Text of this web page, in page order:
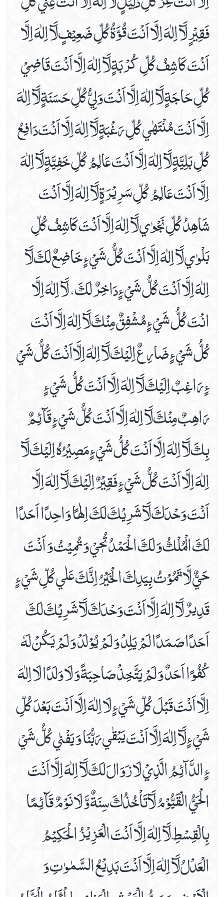
فَقِيْرٍ لَآ اِلٰهَ اِلَّا اَنْتَ قُوَّةُ كُلِّ ضَعِيْفٍ لَآ اِلٰهَ اِلَّا
اَنْتَ كَاشِفُ كُلِّ كُرْبَةٍ لَآ اِلٰهَ اِلَّا اَنْتَ قَاضِيْ
كُلِّ حَاجَةٍ لَآ اِلٰهَ اِلَّا اَنْتَ وَلِيُّ كُلِّ حَسَنَةٍ لَآ اِلٰهَ
اِلَّا اَنْتَ مُنْتَهٰي كُلِّ رَغْبَةٍ لَآ اِلٰهَ اِلَّا اَنْتَ دَافِعُ
كُلِّ بَلِيَّةٍ لَآ اِلٰهَ اِلَّا اَنْتَ عَالِمُ كُلِّ خَفِيَّةٍ لَآ اِلٰهَ
اِلَّا اَنْتَ عَالِمُ كُلِّ سَرِيْرَةٍ لَآ اِلٰهَ اِلَّا اَنْتَ
شَاهِدُ كُلِّ نَجْوٰي لَآ اِلٰهَ اِلَّا اَنْتَ كَاشِفُ كُلِّ
بَلْوٰي لَآ اِلٰهَ اِلَّا اَنْتَ كُلُّ شَيْ ءٍ خَاضِعٌ لَكَ لَآ
اِلٰهَ اِلَّا اَنْتَ كُلُّ شَيْ ءٍ دَاخِرٌ لَكَ، لَآ اِلٰهَ اِلَّا
انْتَ كُلُّ شَيْ ءٍ مُشْفِقٌ مِنْكَ لَآ اِلٰهَ اِلَّا اَنْتَ
كُلُّ شَيْ ءٍ ضَارِعٌ اِلَيْكَ لَآ اِلٰهَ اِلَّااَنْتَ كُلُّ شَيْ
ءٍ رَاغِبٌ اِلَيْكَ لَآ اِلٰهَ اِلَّا اَنْتَ كُلُّ شَيْ ءٍ
رَاهِبٌ مِنْكَ لَآ اِلٰهَ اِلَّا اَنْتَ كُلُّ شَيْ ءٍ قَآئِمٌ
بِكَ لَآ اِلٰهَ اِلَّا اَنْتَ كُلُّ شَيْ ءٍ مَصِيْرُهُ اِلَيْكَ لَآ
اِلٰهَ اِلَّا اَنْتَ كُلُّ شَيْ ءٍ فَقِيْرٌ اِلَيْكَ لَآ اِلٰهَ اِلَّا
اَنْتَ وَحْدَكَ لَآ شَرِيْكَ لَكَ اِلٰهًا وَاحِدًا اَحَدًا
لَكَ الْمُلْكُ وَ لَكَ الْحَمْدُ تُحٖيْ وَ تُمِيْتُ وَ اَنْتَ
حَيٌّ لَّا تَمُوْتُ بِيَدِكَ الْخَيْرُ اِنَّكَ عَلٰي كُلِّ شَيْ ءٍ
قَدِيرٌ لَآ اِلٰهَ اِلَّا اَنْتَ وَحْدَكَ لَآ شَرِيْكَ لَكَ
اَحَدًا صَمَدًا لَمْ يَلِدْ وَ لَمْ يُوْلَدْ وَ لَمْ يَكُنْ لَهٗ
كُفُوًا اَحَدٌ وَ لَمْ يَتَّخِذْ صَاحِبَةً وَ لَا وَلَدًا لَا اِلٰهَ
اِلَّا اَنْتَ قَبْلَ كُلِّ شَيْ ءٍ لَا اِلٰهَ اِلَّا اَنْتَ بَعْدَ كُلِّ
شَيْ ءٍ لَآ اِلٰهَ اِلَّا اَنْتَ يَبْقٰي رَبُّنَا وَ يَفْنٰي كُلُّ شَيْ
ءٍ الدَّآئِمُ الَّذِيْ لَا زَوَالَ لَكَ لَآ اِلٰهَ اِلَّا اَنْتَ
الْحَيُّ الْقَيُّوْمُ لَآتَاْخُذُكَ سِنَةٌ وَّ لَا نَوْمٌ قَآئِمًا
بِالْقِسْطِ لَآ اِلٰهَ اِلَّا اَنْتَ الْعَزِيْزُ الْحَكِيْمُ
الْعَدْلُ لَآ اِلٰهَ اِلَّا اَنْتَ بَدِيْعُ السَّمٰوٰتِ وَ
Date 15th Paryer
Date 16th Prayer
Date 17th Prayer
Date 18th Prayer
Date 19th Prayer
Date 20th Prayer
Date 21st Prayer
Date 22nd Prayer
Date 23rd Prayer
Date 24th Prayer
Date 25th Prayer
Finance
Health
Lifestyle
Travel
Ziaraats